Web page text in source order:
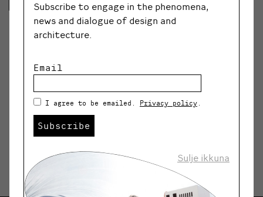
Subscribe to engage in the phenomena,
news and dialogue of design and
architecture.
Email
I agree to be emailed. Privacy policy .
Subscribe
Sulje ikkuna